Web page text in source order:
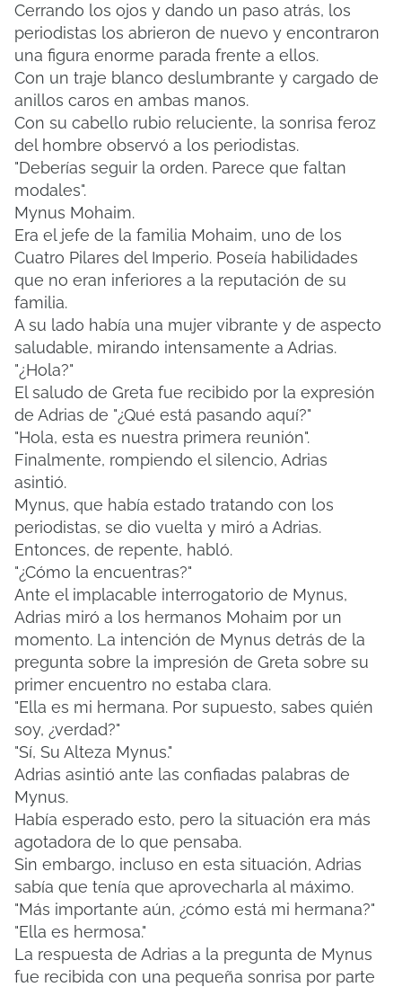
Cerrando los ojos y dando un paso atrás, los
periodistas los abrieron de nuevo y encontraron
una figura enorme parada frente a ellos.
Con un traje blanco deslumbrante y cargado de
anillos caros en ambas manos.
Con su cabello rubio reluciente, la sonrisa feroz
del hombre observó a los periodistas.
"Deberías seguir la orden. Parece que faltan
modales".
Mynus Mohaim.
Era el jefe de la familia Mohaim, uno de los
Cuatro Pilares del Imperio. Poseía habilidades
que no eran inferiores a la reputación de su
familia.
A su lado había una mujer vibrante y de aspecto
saludable, mirando intensamente a Adrias.
"¿Hola?"
El saludo de Greta fue recibido por la expresión
de Adrias de "¿Qué está pasando aquí?"
"Hola, esta es nuestra primera reunión".
Finalmente, rompiendo el silencio, Adrias
asintió.
Mynus, que había estado tratando con los
periodistas, se dio vuelta y miró a Adrias.
Entonces, de repente, habló.
"¿Cómo la encuentras?"
Ante el implacable interrogatorio de Mynus,
Adrias miró a los hermanos Mohaim por un
momento. La intención de Mynus detrás de la
pregunta sobre la impresión de Greta sobre su
primer encuentro no estaba clara.
"Ella es mi hermana. Por supuesto, sabes quién
soy, ¿verdad?"
"Sí, Su Alteza Mynus."
Adrias asintió ante las confiadas palabras de
Mynus.
Había esperado esto, pero la situación era más
agotadora de lo que pensaba.
Sin embargo, incluso en esta situación, Adrias
sabía que tenía que aprovecharla al máximo.
"Más importante aún, ¿cómo está mi hermana?"
"Ella es hermosa."
La respuesta de Adrias a la pregunta de Mynus
fue recibida con una pequeña sonrisa por parte